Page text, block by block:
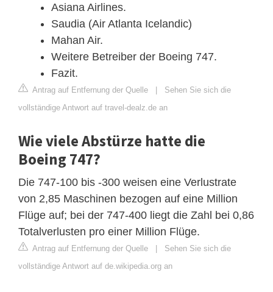
Asiana Airlines.
Saudia (Air Atlanta Icelandic)
Mahan Air.
Weitere Betreiber der Boeing 747.
Fazit.
Antrag auf Entfernung der Quelle | Sehen Sie sich die
vollständige Antwort auf travel-dealz.de an
Wie viele Abstürze hatte die
Boeing 747?
Die 747-100 bis -300 weisen eine Verlustrate
von 2,85 Maschinen bezogen auf eine Million
Flüge auf; bei der 747-400 liegt die Zahl bei 0,86
Totalverlusten pro einer Million Flüge.
Antrag auf Entfernung der Quelle | Sehen Sie sich die
vollständige Antwort auf de.wikipedia.org an